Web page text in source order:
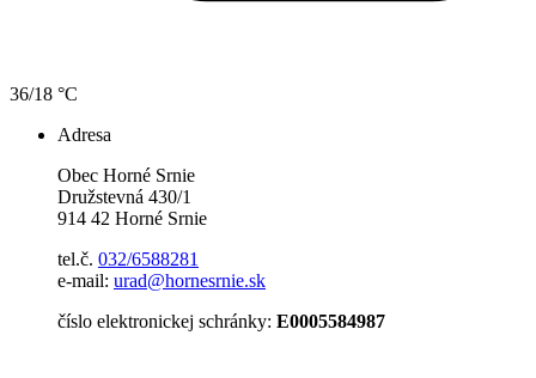
36/18 °C
Adresa
Obec Horné Srnie
Družstevná 430/1
914 42 Horné Srnie
tel.č. 032/6588281
e-mail: urad@hornesrnie.sk
číslo elektronickej schránky: E0005584987